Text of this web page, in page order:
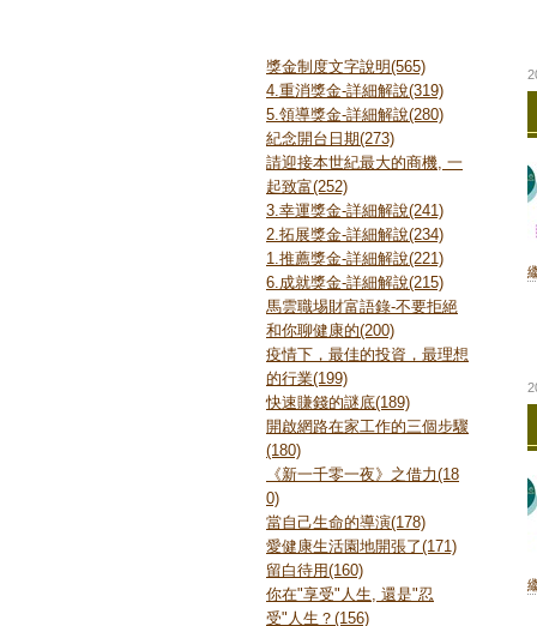
獎金制度文字說明(565)
4.重消獎金-詳細解說(319)
5.領導獎金-詳細解說(280)
紀念開台日期(273)
請迎接本世紀最大的商機, 一
起致富(252)
3.幸運獎金-詳細解說(241)
2.拓展獎金-詳細解說(234)
1.推薦獎金-詳細解說(221)
6.成就獎金-詳細解說(215)
馬雲職埸財富語錄-不要拒絕
和你聊健康的(200)
疫情下，最佳的投資，最理想
的行業(199)
快速賺錢的謎底(189)
開啟網路在家工作的三個步驟
(180)
《新一千零一夜》之借力(18
0)
當自己生命的導演(178)
愛健康生活園地開張了(171)
留白待用(160)
你在"享受"人生, 還是"忍
受"人生？(156)